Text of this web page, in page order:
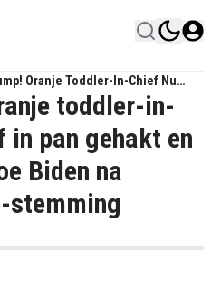
Oranje Toddler-In-Chief Nu
Pan Gehakt En Verslagen Door Joe
College-Stemming
toddler-in-
pan gehakt en
Biden na
stemming